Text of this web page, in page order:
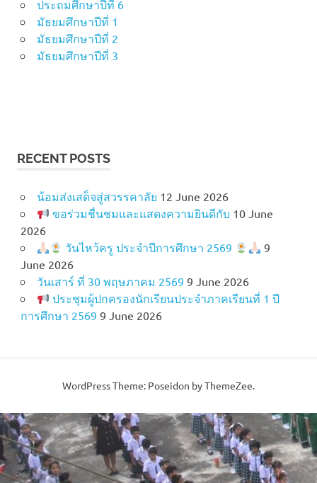
ประถมศึกษาปีที่ 6
มัธยมศึกษาปีที่ 1
มัธยมศึกษาปีที่ 2
มัธยมศึกษาปีที่ 3
RECENT POSTS
น้อมส่งเสด็จสู่สวรรคาลัย 12 June 2026
ขอร่วมชื่นชมและแสดงความยินดีกับ 10 June
2026
วันไหว้ครู ประจำปีการศึกษา 2569
9
June 2026
วันเสาร์ ที่ 30 พฤษภาคม 2569 9 June 2026
ประชุมผู้ปกครองนักเรียนประจำภาคเรียนที่ 1 ปี
การศึกษา 2569 9 June 2026
WordPress Theme: Poseidon by ThemeZee.